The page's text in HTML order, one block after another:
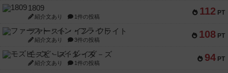
112 PT
1809
紹介文あり 1件の投稿
108 PT
ファースト・イン・フライト
紹介文あり 3件の投稿
94 PT
モズビ－ズ・レイダ－ズ
紹介文あり 1件の投稿